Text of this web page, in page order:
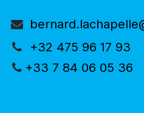
+32 475 96 17 93
+33 7 84 06 05 36